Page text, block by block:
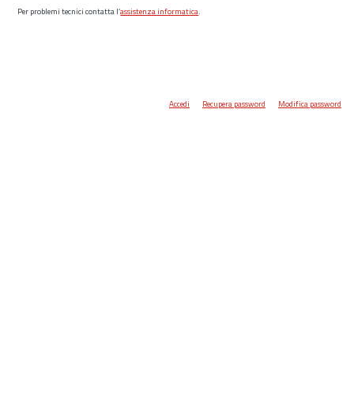
Per problemi tecnici contatta l’assistenza informatica.
Accedi Recupera password Modifica password